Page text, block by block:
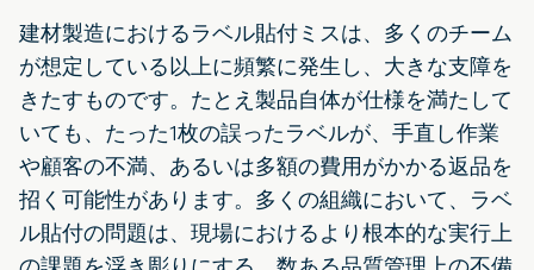
建材製造におけるラベル貼付ミスは、多くのチーム
が想定している以上に頻繁に発生し、大きな支障を
きたすものです。たとえ製品自体が仕様を満たして
いても、たった1枚の誤ったラベルが、手直し作業
や顧客の不満、あるいは多額の費用がかかる返品を
招く可能性があります。多くの組織において、ラベ
ル貼付の問題は、現場におけるより根本的な実行上